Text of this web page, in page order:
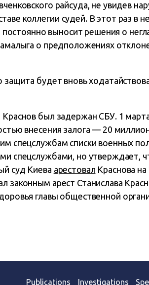
райсуда, не увидев
коллегии судей. В этот раз в
выносит решения о
о предположениях
будет вновь
был задержан СБУ. 1
внесения залога — 20
спецслужбам списки военных
спецслужбами, но утверждает,
суд Киева арестовал Краснова
законным арест Станислава
главы общественной
Publications Investigations